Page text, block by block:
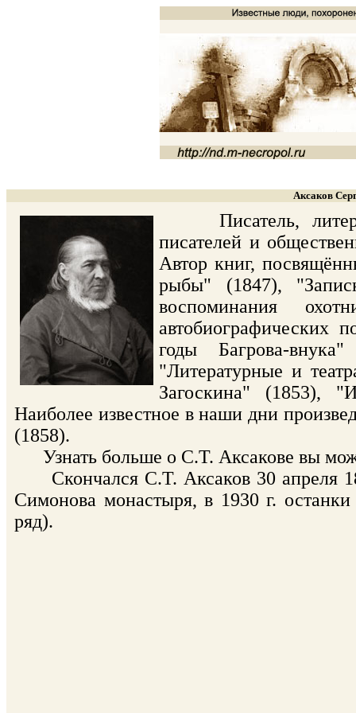
Аксаков
Писатель,
писателей и
Автор книг,
рыбы" (1847),
воспоминания
автобиографических
годы Багрова-
"Литературные и
Загоскина" (1853),
Наиболее известное в наши дни
(1858).
Узнать больше о С.Т. Аксакове вы
Скончался С.Т. Аксаков 30 апреля
Симонова монастыря, в 1930 г.
ряд).